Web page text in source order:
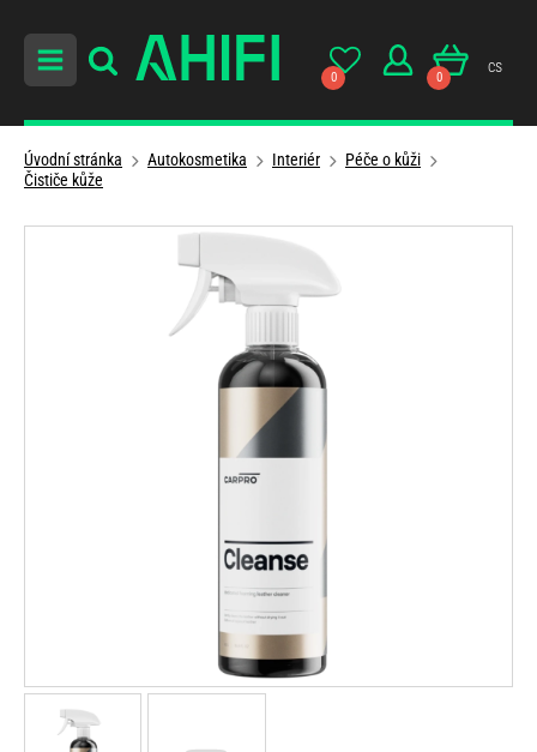
0 0
cs
Úvodní stránka Autokosmetika Interiér
Péče o kůži
Čističe kůže